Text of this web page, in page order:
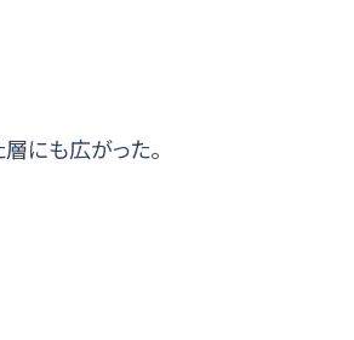
にも広がった。